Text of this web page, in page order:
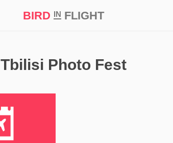
BIRD INFLIGHT
Tbilisi Photo Fest